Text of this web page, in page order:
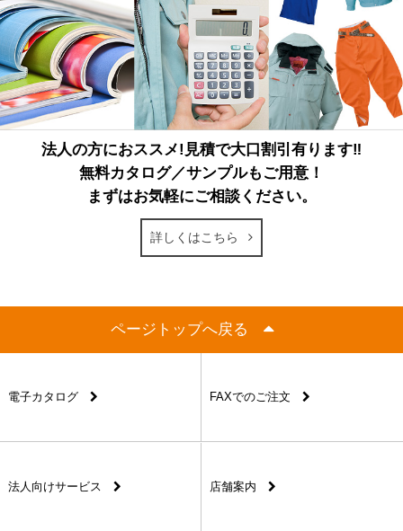
法人の方におススメ!見積で大口割引有ります‼
無料カタログ／サンプルもご用意！
まずはお気軽にご相談ください。
詳しくはこちら
ページトップへ戻る
電子カタログ FAXでのご注文
法人向けサービス 店舗案内